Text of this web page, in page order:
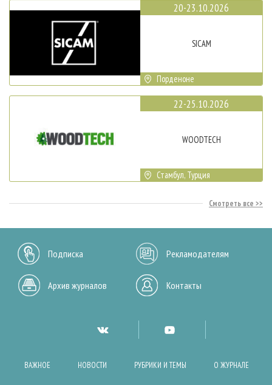
20-23.10.2026
SICAM
Порденоне
22-25.10.2026
WOODTECH
Стамбул, Турция
Смотреть все
Подписка Рекламодателям
Архив журналов Контакты
ВАЖНОЕ НОВОСТИ РУБРИКИ И ТЕМЫ О ЖУРНАЛЕ